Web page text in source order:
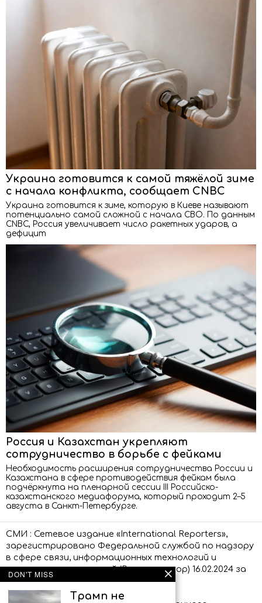
Украина готовится к самой тяжёлой зиме
с начала конфликта, сообщает CNBC
Украина готовится к зиме, которую в Киеве называют
потенциально самой сложной с начала СВО. По данным
CNBC, Россия увеличивает число ракетных ударов, а
дефицит
Россия и Казахстан укрепляют
сотрудничество в борьбе с фейками
Необходимость расширения сотрудничества России и
Казахстана в сфере противодействия фейкам была
подчёркнута на пленарной сессии III Российско-
казахстанского медиафорума, который проходит 2–5
августа в Санкт-Петербурге.
СМИ : Сетевое издание «International Reporters»,
зарегистрировано Федеральной службой по надзору
в сфере связи, информационных технологий и
массовых коммуникаций (Роскомнадзор) 16.02.2024 за
номером ЭЛ № ФС 77 – 86873.
DON'T MISS
Трамп не